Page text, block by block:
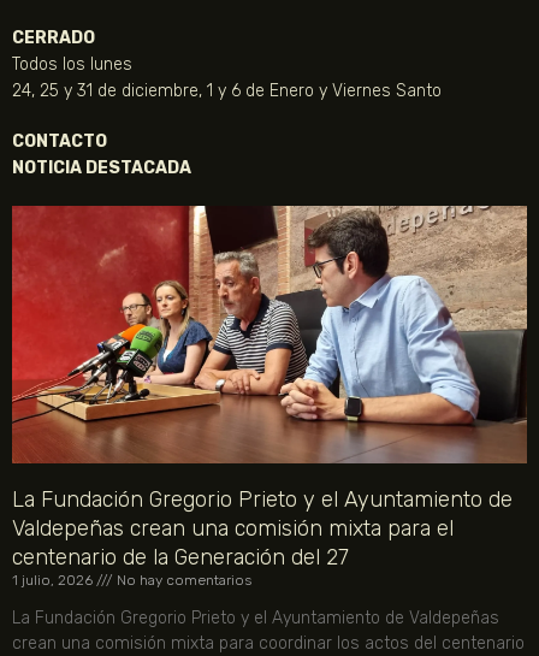
CERRADO
Todos los lunes
24, 25 y 31 de diciembre, 1 y 6 de Enero y Viernes Santo
CONTACTO
NOTICIA DESTACADA
La Fundación Gregorio Prieto y el Ayuntamiento de
Valdepeñas crean una comisión mixta para el
centenario de la Generación del 27
1 julio, 2026 No hay comentarios
La Fundación Gregorio Prieto y el Ayuntamiento de Valdepeñas
crean una comisión mixta para coordinar los actos del centenario